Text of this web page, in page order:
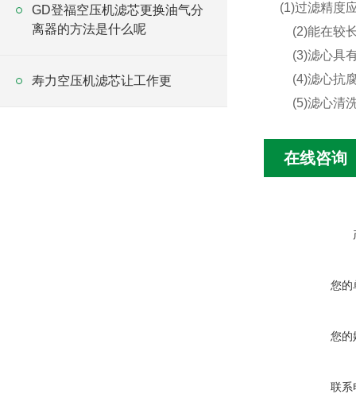
GD登福空压机滤芯更换油气分
离器的方法是什么呢
寿力空压机滤芯让工作更
(1)过滤精度
(2)能在较
(3)滤心具
(4)滤心抗
(5)滤心清
在线咨询
您的
您的
联系